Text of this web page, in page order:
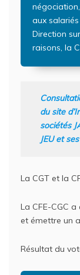
aux salariés
Direction
raisons, la
du site
sociétés
JEU et
La CGT et la
La CFE-CGC a
et émettre un
Résultat du